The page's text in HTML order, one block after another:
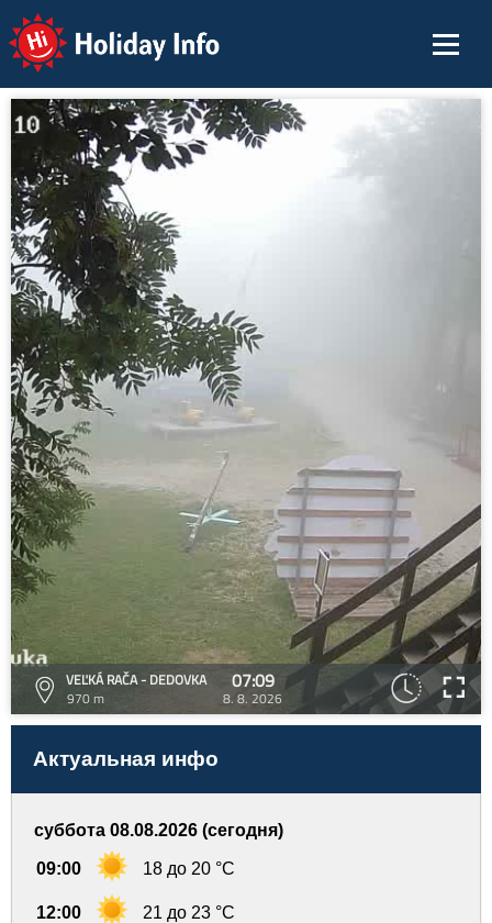
Holiday Info
VEĽKÁ RAČA - DEDOVKA
970 m
07:09
8. 8. 2026
Актуальная инфо
суббота 08.08.2026 (сегодня)
09:00 18 до 20 °C
12:00 21 до 23 °C